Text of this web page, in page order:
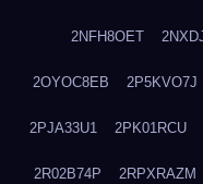
2NFH8OET
2OYOC8EB 2P5KVO7J
2PJA33U1 2PK01RCU
2R02B74P 2RPXRAZM